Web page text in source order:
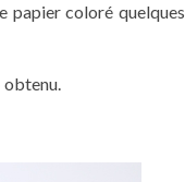
papier coloré quelques
obtenu.